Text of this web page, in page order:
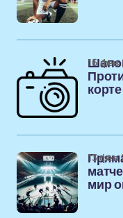
корте
16 фев
мир
13 фев